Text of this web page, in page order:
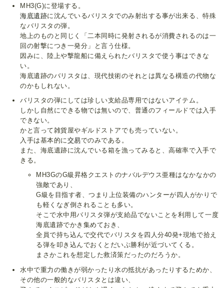
MH3(G)に登場する。
海底遺跡に沈んでいるバリスタでのみ射出する事が出来る、特殊
なバリスタの弾。
地上のものと同じく「二本同時に発射されるが消費されるのは一
回の射撃につき一発分」と言う仕様。
因みに、陸上や撃龍船に備えられたバリスタで使う事はできな
い。
海底遺跡のバリスタは、現代技術のそれとは異なる構造の代物な
のかもしれない。
バリスタの弾にしては珍しい支給品専用ではないアイテム。
しかし自然にできる物では無いので、普通のフィールドでは入手
できない。
かと言って雑貨屋やギルドストアでも売っていない。
入手は基本的に交易でのみである。
また、海底遺跡に沈んでいる箱を漁ってみると、高確率で入手で
きる。
MH3GのG級昇格クエストのナバルデウス亜種はなかなかの
強敵であり、
G級を目指す者、つまり上位装備のハンターが四人がかりで
も軽くなぎ倒されることも多い。
そこで水中用バリスタ弾が支給品でないことを利用して一度
海底遺跡でかき集めておき、
全員で持ち込んで交代でバリスタを四人分40発+現地で拾え
る弾を叩き込んでおくとだいぶ勝利が近づいてくる。
まさかこれを想定した救済策だったのだろうか。
水中で重力の働きが弱かったり水の抵抗があったりするためか、
その他の一般的なバリスタとは違い、